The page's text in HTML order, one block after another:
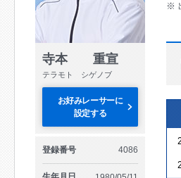
寺本 重宣
テラモト シゲノブ
お好みレーサーに
設定する
登録番号 4086
※